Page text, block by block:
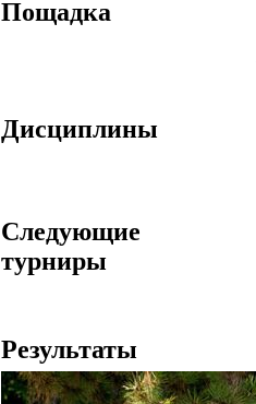
Пощадка
Дисциплины
Следующие
турниры
Результаты